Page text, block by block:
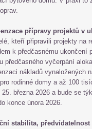
přípravy projektů v
kteří připravili projekty na
k předčasnému ukončení
předčasného vyčerpání
nákladů vynaložených
rodinné domy a až 100
25. března 2026 a bude se
konce února 2026.
stabilita,